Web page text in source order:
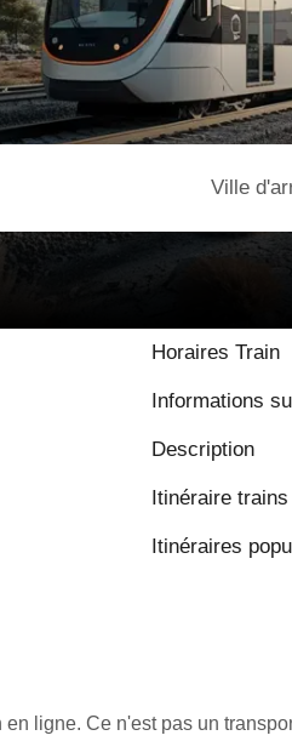
Ville
Horaires Train
Informations
Description
Itinéraire trains
Itinéraires
ligne. Ce n'est pas un